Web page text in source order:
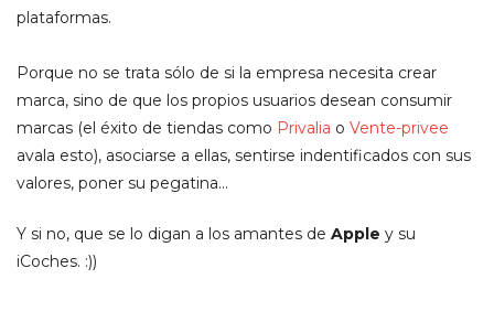
plataformas.
Porque no se trata sólo de si la empresa necesita crear
marca, sino de que los propios usuarios desean consumir
marcas (el éxito de tiendas como Privalia o Vente-privee
avala esto), asociarse a ellas, sentirse indentificados con sus
valores, poner su pegatina…
Y si no, que se lo digan a los amantes de Apple y su
iCoches. :))